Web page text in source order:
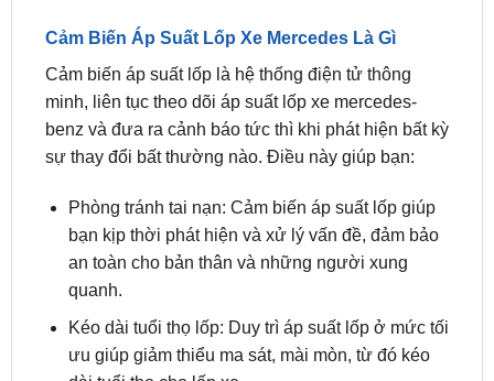
minh, liên tục theo dõi áp suất lốp xe mercedes-
benz và đưa ra cảnh báo tức thì khi phát hiện bất kỳ
sự thay đổi bất thường nào. Điều này giúp bạn:
Phòng tránh tai nạn: Cảm biến áp suất lốp giúp
an toàn cho bản thân và những người xung
quanh.
Kéo dài tuổi thọ lốp: Duy trì áp suất lốp ở mức tối
ưu giúp giảm thiểu ma sát, mài mòn, từ đó kéo
dài tuổi thọ cho lốp xe.
Tiết kiệm nhiên liệu: Áp suất lốp phù hợp giúp